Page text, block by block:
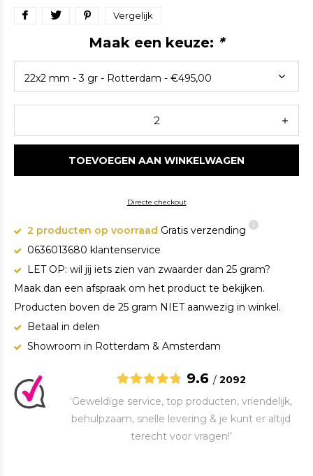
Vergelijk
Maak een keuze: *
TOEVOEGEN AAN WINKELWAGEN
Directe checkout
2 producten op voorraad Gratis verzending
0636013680 klantenservice
LET OP: wil jij iets zien van zwaarder dan 25 gram?
Maak dan een afspraak om het product te bekijken.
Producten boven de 25 gram NIET aanwezig in winkel.
Betaal in delen
Showroom in Rotterdam & Amsterdam
9.6 / 2092
‘Geweldige service, top producten, vriendelijk,
behulpzaam, snelle levering & je kunt er altijd
terecht voor vragen!’